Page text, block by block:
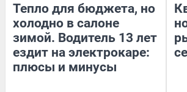
Тепло для бюджета, но
холодно в салоне
зимой. Водитель 13 лет
ездит на электрокаре:
плюсы и минусы